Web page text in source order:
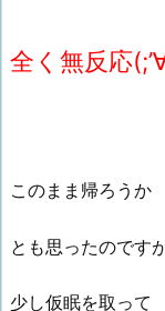
全く無反応
このまま帰ろうか
とも思ったのです
少し仮眠を取って